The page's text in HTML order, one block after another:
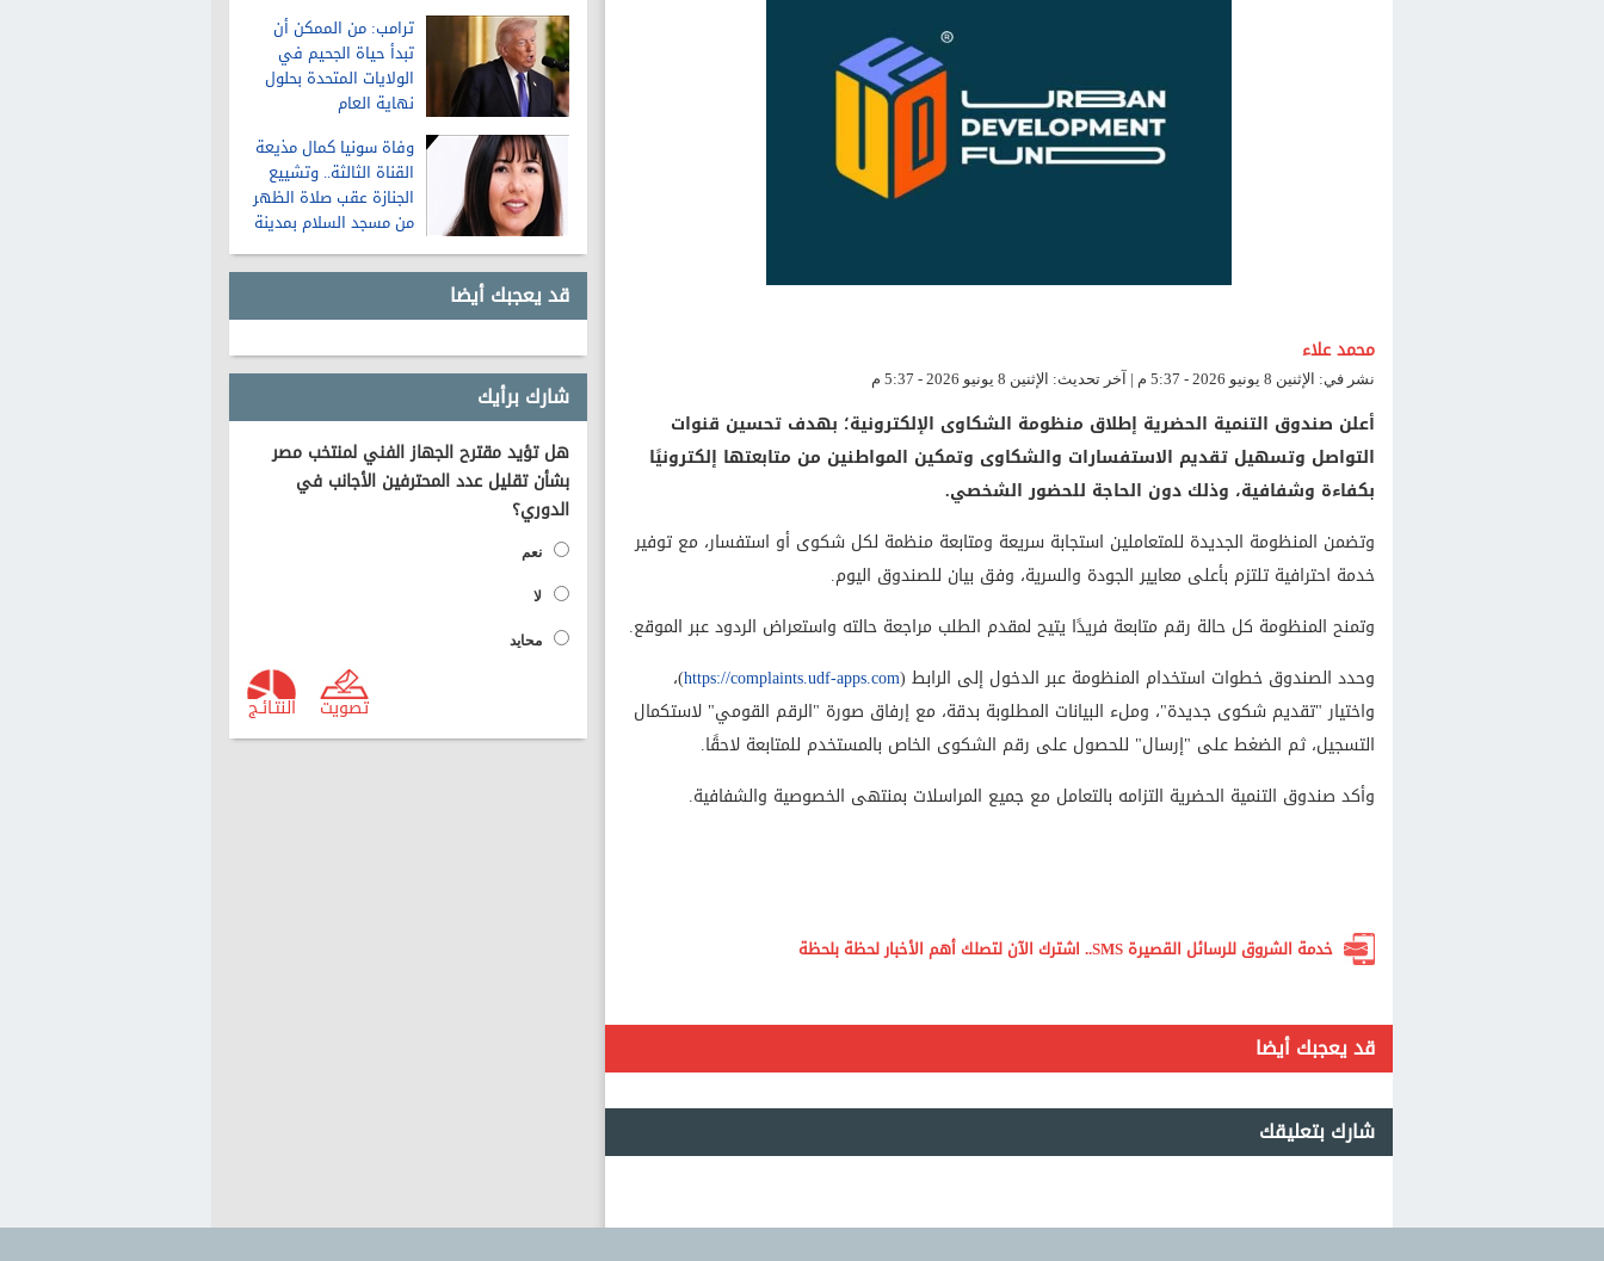
ترامب: من الممكن أن
تبدأ حياة الجحيم في
الولايات المتحدة بحلول
نهاية العام
وفاة سونيا كمال مذيعة
القناة الثالثة.. وتشييع
الجنازة عقب صلاة الظهر
من مسجد السلام بمدينة
نصر
قد يعجبك أيضا
شارك برأيك
هل تؤيد مقترح الجهاز الفني لمنتخب مصر
بشأن تقليل عدد المحترفين الأجانب في
الدوري؟
نعم
لا
محايد
النتـائـج تصويت
محمد علاء
نشر في: الإثنين 8 يونيو 2026 - 5:37 م | آخر تحديث: الإثنين 8 يونيو 2026 - 5:37 م
أعلن صندوق التنمية الحضرية إطلاق منظومة الشكاوى الإلكترونية؛ بهدف تحسين قنوات
التواصل وتسهيل تقديم الاستفسارات والشكاوى وتمكين المواطنين من متابعتها إلكترونيًا
بكفاءة وشفافية، وذلك دون الحاجة للحضور الشخصي.
وتضمن المنظومة الجديدة للمتعاملين استجابة سريعة ومتابعة منظمة لكل شكوى أو استفسار، مع توفير
خدمة احترافية تلتزم بأعلى معايير الجودة والسرية، وفق بيان للصندوق اليوم.
وتمنح المنظومة كل حالة رقم متابعة فريدًا يتيح لمقدم الطلب مراجعة حالته واستعراض الردود عبر الموقع.
وحدد الصندوق خطوات استخدام المنظومة عبر الدخول إلى الرابط (https://complaints.udf-apps.com)،
واختيار "تقديم شكوى جديدة"، وملء البيانات المطلوبة بدقة، مع إرفاق صورة "الرقم القومي" لاستكمال
التسجيل، ثم الضغط على "إرسال" للحصول على رقم الشكوى الخاص بالمستخدم للمتابعة لاحقًا.
وأكد صندوق التنمية الحضرية التزامه بالتعامل مع جميع المراسلات بمنتهى الخصوصية والشفافية.
خدمة الشروق للرسائل القصيرة SMS.. اشترك الآن لتصلك أهم الأخبار لحظة بلحظة
قد يعجبك أيضا
شارك بتعليقك